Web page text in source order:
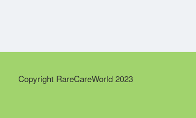
Copyright RareCareWorld 2023